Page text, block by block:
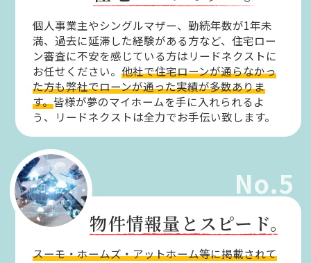
個人事業主やシングルマザー、勤続年数が1年未
満、過去に延滞した経験がある方など、住宅ロー
ン審査に不安を感じている方はリードネクストに
お任せください。他社で住宅ローンが通らなかっ
た方も弊社でローンが通った実績が多数ありま
す。皆様が夢のマイホームを手に入れられるよ
う、リードネクストは全力でお手伝い致します。
No.5
物件情報量とスピード。
スーモ・ホームズ・アットホーム等に掲載されて